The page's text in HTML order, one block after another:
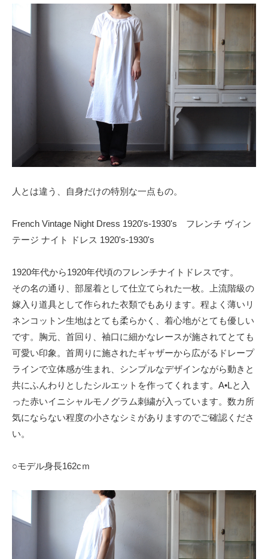
人とは違う、自身だけの特別な一点もの。
French Vintage Night Dress 1920's-1930's フレンチ ヴィン
テージ ナイト ドレス 1920's-1930's
1920年代から1920年代頃のフレンチナイトドレスです。
その名の通り、部屋着として仕立てられた一枚。上流階級の
嫁入り道具として作られた衣類でもあります。程よく薄いリ
ネンコットン生地はとても柔らかく、着心地がとても優しい
です。胸元、首回り、袖口に細かなレースが施されてとても
可愛い印象。首周りに施されたギャザーから広がるドレープ
ラインで立体感が生まれ、シンプルなデザインながら動きと
共にふんわりとしたシルエットを作ってくれます。A•Lと入
った赤いイニシャルモノグラム刺繍が入っています。数カ所
気にならない程度の小さなシミがありますのでご確認くださ
い。
○モデル身長162cｍ